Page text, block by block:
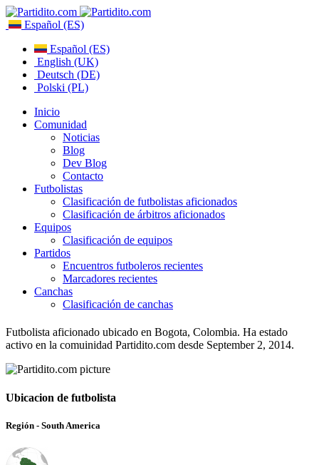
Español (ES)
Español (ES)
English (UK)
Deutsch (DE)
Polski (PL)
Inicio
Comunidad
Noticias
Blog
Dev Blog
Contacto
Futbolistas
Clasificación de futbolistas aficionados
Clasificación de árbitros aficionados
Equipos
Clasificación de equipos
Partidos
Encuentros futboleros recientes
Marcadores recientes
Canchas
Clasificación de canchas
Futbolista aficionado ubicado en Bogota, Colombia. Ha estado
activo en la comuinidad Partidito.com desde September 2, 2014.
Ubicacion de futbolista
Región - South America